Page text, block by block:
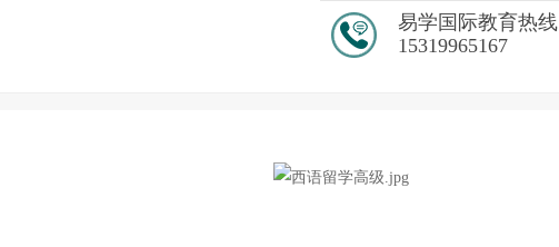
易学国际教育热线
15319965167